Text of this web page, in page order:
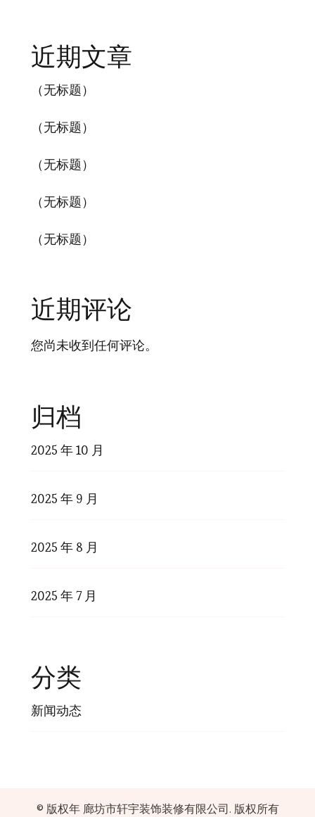
近期文章
（无标题）
（无标题）
（无标题）
（无标题）
（无标题）
近期评论
您尚未收到任何评论。
归档
2025 年 10 月
2025 年 9 月
2025 年 8 月
2025 年 7 月
分类
新闻动态
© 版权年 廊坊市轩宇装饰装修有限公司. 版权所有